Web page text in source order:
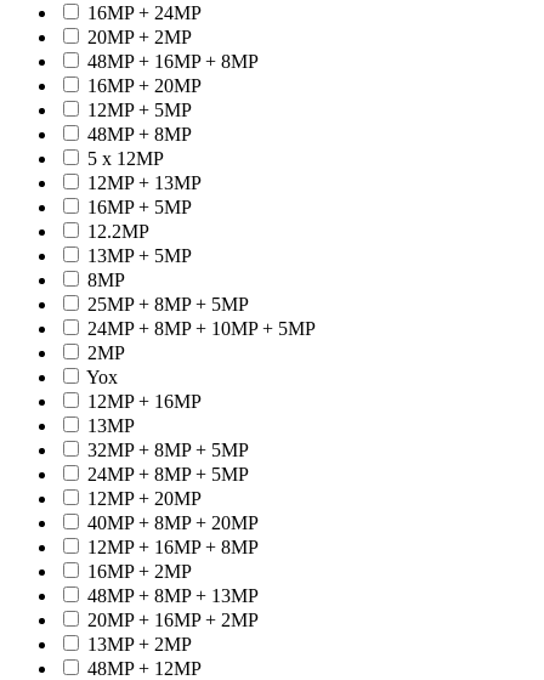
16MP + 24MP
20MP + 2MP
48MP + 16MP + 8MP
16MP + 20MP
12MP + 5MP
48MP + 8MP
5 x 12MP
12MP + 13MP
16MP + 5MP
12.2MP
13MP + 5MP
8MP
25MP + 8MP + 5MP
24MP + 8MP + 10MP + 5MP
2MP
Yox
12MP + 16MP
13MP
32MP + 8MP + 5MP
24MP + 8MP + 5MP
12MP + 20MP
40MP + 8MP + 20MP
12MP + 16MP + 8MP
16MP + 2MP
48MP + 8MP + 13MP
20MP + 16MP + 2MP
13MP + 2MP
48MP + 12MP